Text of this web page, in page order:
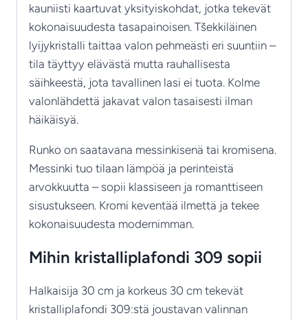
kauniisti kaartuvat yksityiskohdat, jotka tekevät
kokonaisuudesta tasapainoisen. Tšekkiläinen
lyijykristalli taittaa valon pehmeästi eri suuntiin –
tila täyttyy elävästä mutta rauhallisesta
säihkeestä, jota tavallinen lasi ei tuota. Kolme
valonlähdettä jakavat valon tasaisesti ilman
häikäisyä.
Runko on saatavana messinkisenä tai kromisena.
Messinki tuo tilaan lämpöä ja perinteistä
arvokkuutta – sopii klassiseen ja romanttiseen
sisustukseen. Kromi keventää ilmettä ja tekee
kokonaisuudesta modernimman.
Mihin kristalliplafondi 309 sopii
Halkaisija 30 cm ja korkeus 30 cm tekevät
kristalliplafondi 309:stä joustavan valinnan